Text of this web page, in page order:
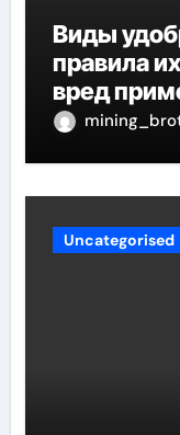
Виды
правила
вред
Uncategorised